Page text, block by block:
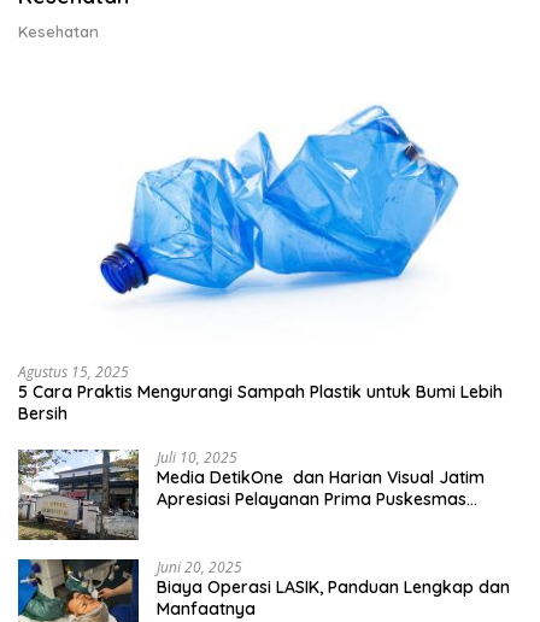
Kesehatan
Agustus 15, 2025
5 Cara Praktis Mengurangi Sampah Plastik untuk Bumi Lebih
Bersih
Juli 10, 2025
Media DetikOne dan Harian Visual Jatim
Apresiasi Pelayanan Prima Puskesmas
Juni 20, 2025
Biaya Operasi LASIK, Panduan Lengkap dan
Manfaatnya